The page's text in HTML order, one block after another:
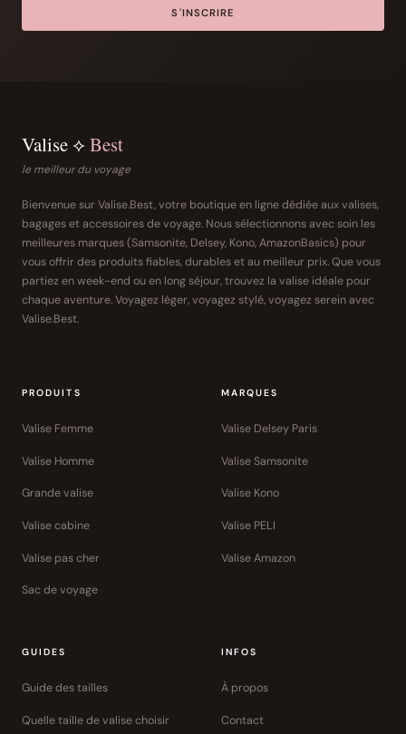
S'INSCRIRE
Valise ⟡ Best
le meilleur du voyage
Bienvenue sur Valise.Best, votre boutique en ligne dédiée aux valises,
bagages et accessoires de voyage. Nous sélectionnons avec soin les
meilleures marques (Samsonite, Delsey, Kono, AmazonBasics) pour
vous offrir des produits fiables, durables et au meilleur prix. Que vous
partiez en week-end ou en long séjour, trouvez la valise idéale pour
chaque aventure. Voyagez léger, voyagez stylé, voyagez serein avec
Valise.Best.
PRODUITS
Valise Femme
Valise Homme
Grande valise
Valise cabine
Valise pas cher
Sac de voyage
MARQUES
Valise Delsey Paris
Valise Samsonite
Valise Kono
Valise PELI
Valise Amazon
GUIDES
Guide des tailles
Quelle taille de valise choisir
INFOS
À propos
Contact